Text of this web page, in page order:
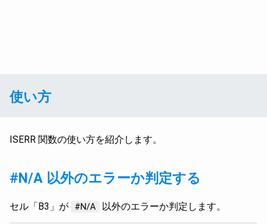
使い方
ISERR 関数の使い方を紹介します。
#N/A 以外のエラーか判定する
セル「B3」が #N/A 以外のエラーか判定します。